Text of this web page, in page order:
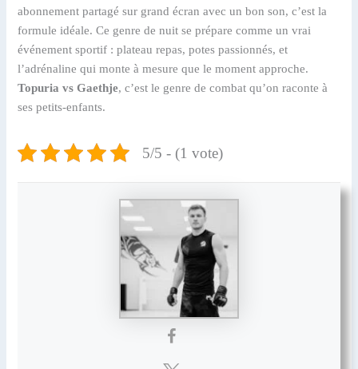
abonnement partagé sur grand écran avec un bon son, c’est la
formule idéale. Ce genre de nuit se prépare comme un vrai
événement sportif : plateau repas, potes passionnés, et
l’adrénaline qui monte à mesure que le moment approche.
Topuria vs Gaethje, c’est le genre de combat qu’on raconte à
ses petits-enfants.
5/5 - (1 vote)